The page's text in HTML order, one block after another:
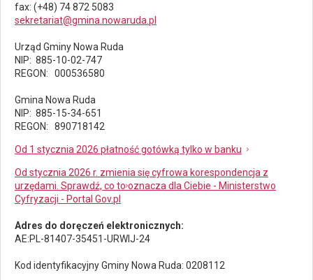
fax: (+48) 74 872 5083
sekretariat@gmina.nowaruda.pl
Urząd Gminy Nowa Ruda
NIP: 885-10-02-747
REGON: 000536580
Gmina Nowa Ruda
NIP: 885-15-34-651
REGON: 890718142
Od 1 stycznia 2026 płatność gotówką tylko w banku
Od stycznia 2026 r. zmienia się cyfrowa korespondencja z
urzędami. Sprawdź, co to oznacza dla Ciebie - Ministerstwo
Cyfryzacji - Portal Gov.pl
Adres do doręczeń elektronicznych:
AE:PL-81407-35451-URWIJ-24
Kod identyfikacyjny Gminy Nowa Ruda: 0208112